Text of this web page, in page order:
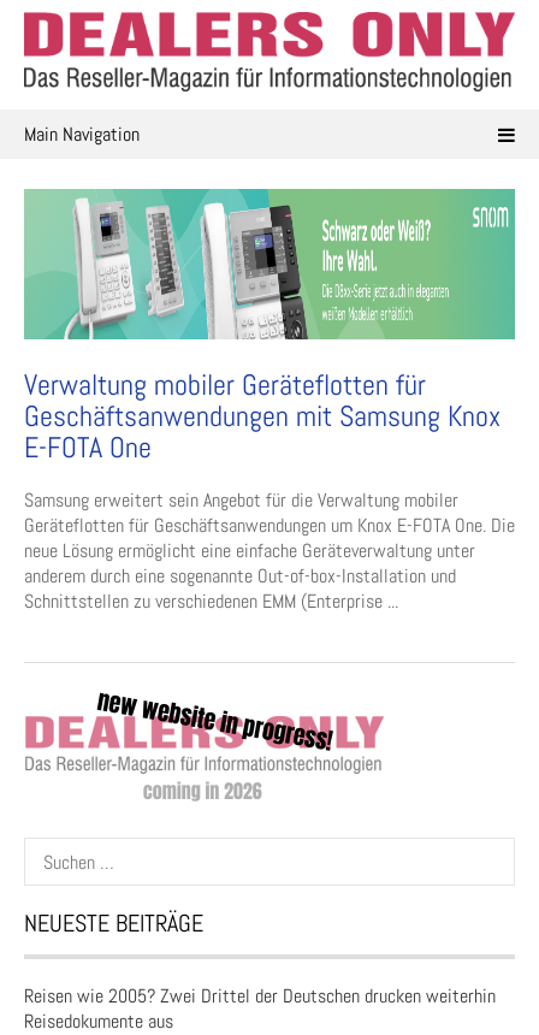
Skip
content
Main Navigation
Verwaltung mobiler Geräteflotten für
Geschäftsanwendungen mit Samsung Knox
E-FOTA One
Samsung erweitert sein Angebot für die Verwaltung mobiler
Geräteflotten für Geschäftsanwendungen um Knox E-FOTA One. Die
neue Lösung ermöglicht eine einfache Geräteverwaltung unter
anderem durch eine sogenannte Out-of-box-Installation und
Schnittstellen zu verschiedenen EMM (Enterprise ...
Suchen
nach:
NEUESTE BEITRÄGE
Reisen wie 2005? Zwei Drittel der Deutschen drucken weiterhin
Reisedokumente aus